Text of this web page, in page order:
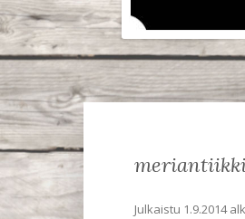
Julkaistu 1.9.2014